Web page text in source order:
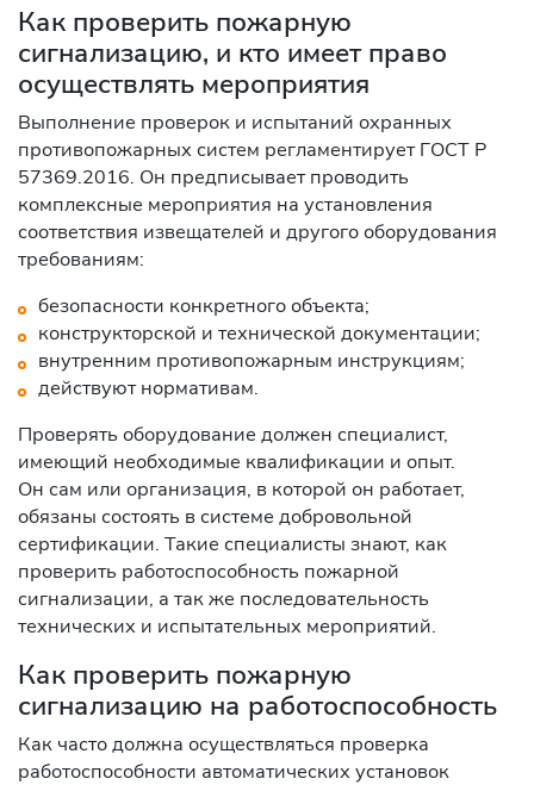
Как проверить пожарную
сигнализацию, и кто имеет право
осуществлять мероприятия
Выполнение проверок и испытаний охранных
противопожарных систем регламентирует ГОСТ Р
57369.2016. Он предписывает проводить
комплексные мероприятия на установления
соответствия извещателей и другого оборудования
требованиям:
безопасности конкретного объекта;
конструкторской и технической документации;
внутренним противопожарным инструкциям;
действуют нормативам.
Проверять оборудование должен специалист,
имеющий необходимые квалификации и опыт.
Он сам или организация, в которой он работает,
обязаны состоять в системе добровольной
сертификации. Такие специалисты знают, как
проверить работоспособность пожарной
сигнализации, а так же последовательность
технических и испытательных мероприятий.
Как проверить пожарную
сигнализацию на работоспособность
Как часто должна осуществляться проверка
работоспособности автоматических установок